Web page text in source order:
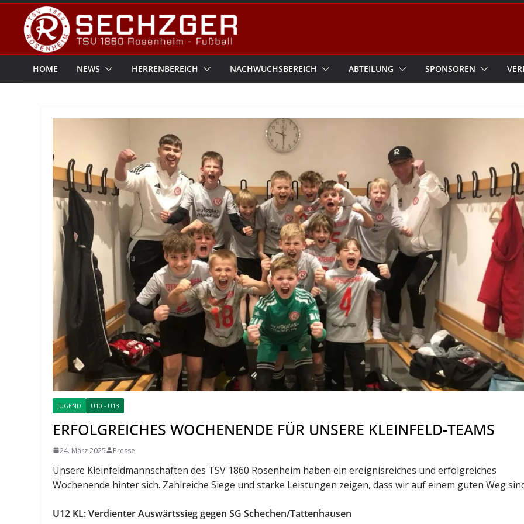
Zum
Inhalt
springen
HOME NEWS HERRENBEREICH NACHWUCHSBEREICH ABTEILUNG SPONSOREN
JUGEND U10 - U13
ERFOLGREICHES WOCHENENDE FÜR UNSERE KLEINFELD-TEAMS
24. März 2025 Presse
Unsere Kleinfeldmannschaften des TSV 1860 Rosenheim haben ein ereignisreiches und erfolgreiches
Wochenende hinter sich. Zahlreiche Siege und starke Leistungen zeigen, dass wir auf einem guten Weg
U12 KL: Verdienter Auswärtssieg gegen SG Schechen/Tattenhausen